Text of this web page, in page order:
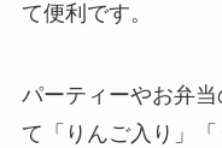
て便利です。
パーティーやお弁
て「りんご入り」